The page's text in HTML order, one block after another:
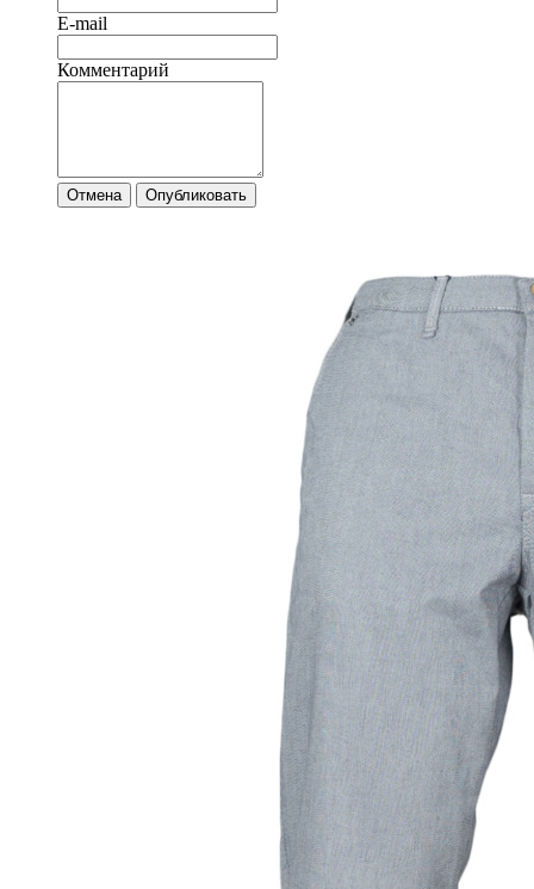
E-mail
Комментарий
Отмена Опубликовать